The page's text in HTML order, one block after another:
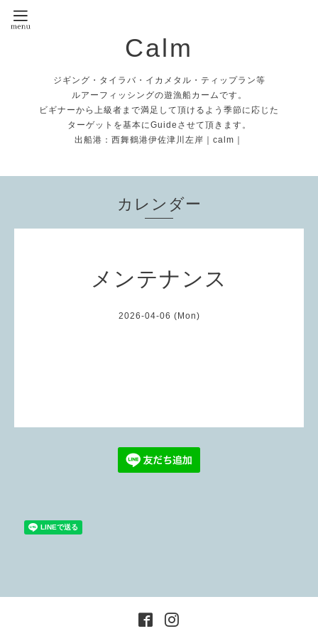
Calm
ジギング・タイラバ・イカメタル・ティップラン等
ルアーフィッシングの遊漁船カームです。
ビギナーから上級者まで満足して頂けるよう季節に応じた
ターゲットを基本にGuideさせて頂きます。
出船港：西舞鶴港伊佐津川左岸｜calm｜
カレンダー
メンテナンス
2026-04-06 (Mon)